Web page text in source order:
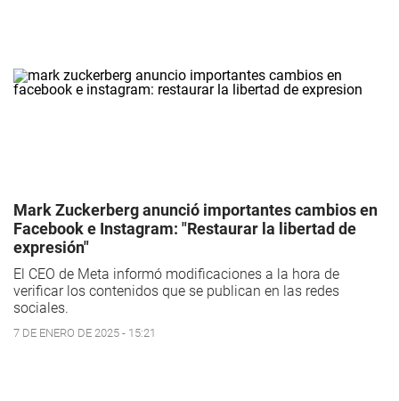
Mark Zuckerberg anunció importantes cambios en
Facebook e Instagram: "Restaurar la libertad de
expresión"
El CEO de Meta informó modificaciones a la hora de
verificar los contenidos que se publican en las redes
sociales.
7 DE ENERO DE 2025 - 15:21